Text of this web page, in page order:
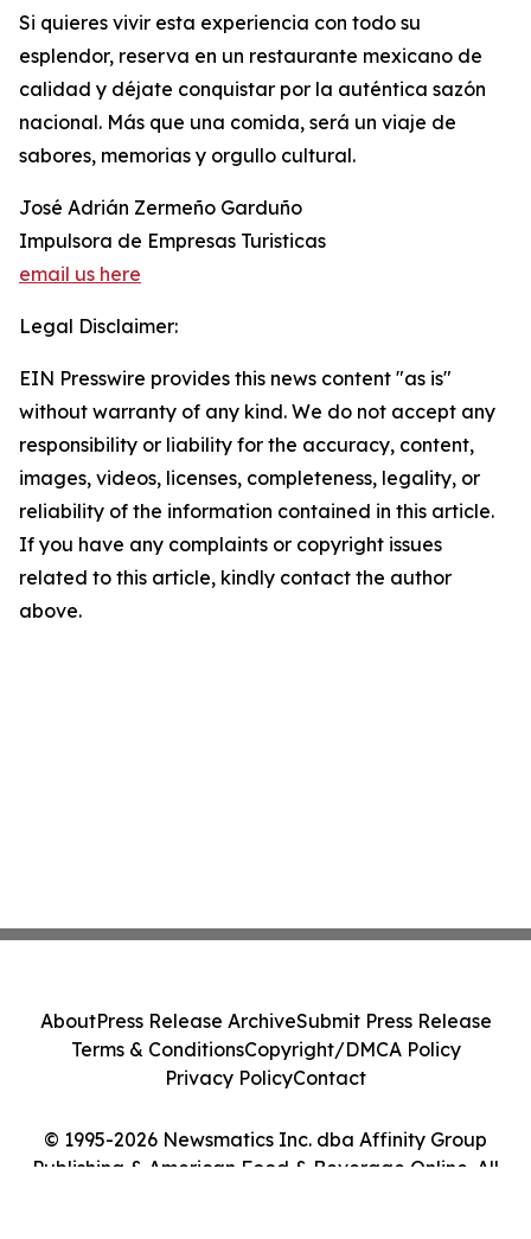
Si quieres vivir esta experiencia con todo su
esplendor, reserva en un restaurante mexicano de
calidad y déjate conquistar por la auténtica sazón
nacional. Más que una comida, será un viaje de
sabores, memorias y orgullo cultural.
José Adrián Zermeño Garduño
Impulsora de Empresas Turisticas
email us here
Legal Disclaimer:
EIN Presswire provides this news content "as is"
without warranty of any kind. We do not accept any
responsibility or liability for the accuracy, content,
images, videos, licenses, completeness, legality, or
reliability of the information contained in this article.
If you have any complaints or copyright issues
related to this article, kindly contact the author
above.
© 1995-2026 Newsmatics Inc. dba Affinity Group
Publishing & American Food & Beverage Online. All
AboutPress Release ArchiveSubmit Press Release
Terms & ConditionsCopyright/DMCA Policy
Privacy PolicyContact